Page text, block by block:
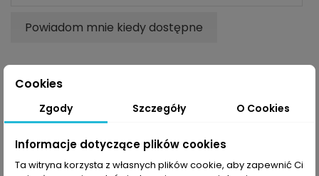
Powiadom mnie kiedy dostępne
Opis
Spodnietrekkingowe Halti Tracks X-Stretchto
Cookies
Zgody Szczegóły O Cookies
Informacje dotyczące plików cookies
Ta witryna korzysta z własnych plików cookie, aby zapewnić Ci